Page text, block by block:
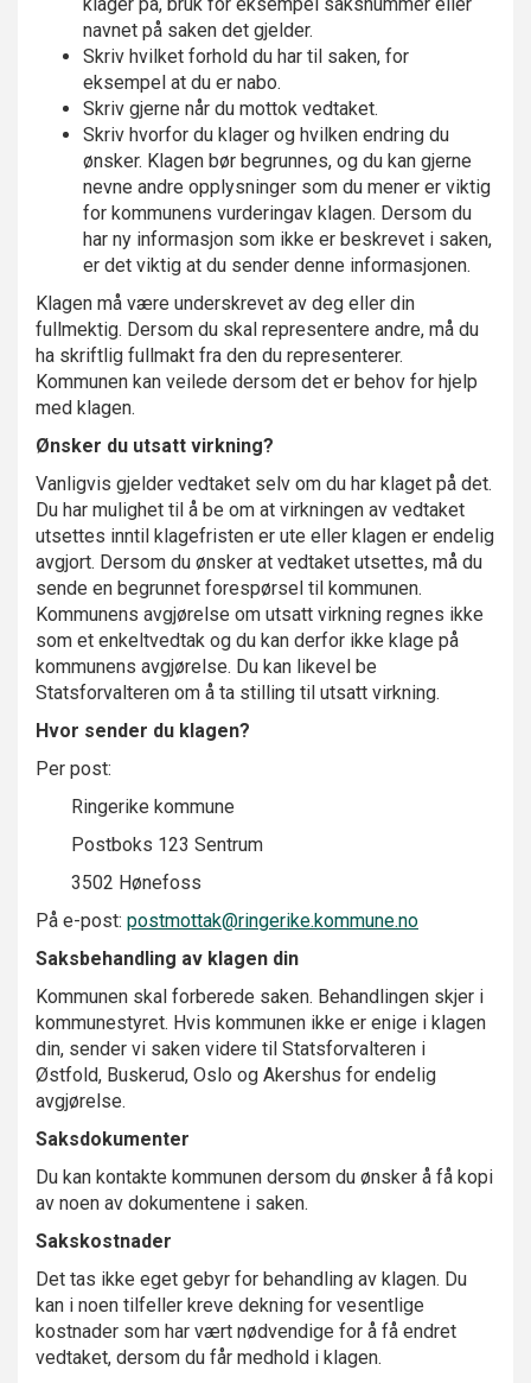
navnet på saken det gjelder.
Skriv hvilket forhold du har til saken, for
eksempel at du er nabo.
Skriv gjerne når du mottok vedtaket.
Skriv hvorfor du klager og hvilken endring du
ønsker. Klagen bør begrunnes, og du kan gjerne
nevne andre opplysninger som du mener er viktig
for kommunens vurderingav klagen. Dersom du
har ny informasjon som ikke er beskrevet i saken,
er det viktig at du sender denne informasjonen.
Klagen må være underskrevet av deg eller din
fullmektig. Dersom du skal representere andre, må du
ha skriftlig fullmakt fra den du representerer.
Kommunen kan veilede dersom det er behov for hjelp
med klagen.
Ønsker du utsatt virkning?
Vanligvis gjelder vedtaket selv om du har klaget på det.
Du har mulighet til å be om at virkningen av vedtaket
utsettes inntil klagefristen er ute eller klagen er endelig
avgjort. Dersom du ønsker at vedtaket utsettes, må du
sende en begrunnet forespørsel til kommunen.
Kommunens avgjørelse om utsatt virkning regnes ikke
som et enkeltvedtak og du kan derfor ikke klage på
kommunens avgjørelse. Du kan likevel be
Statsforvalteren om å ta stilling til utsatt virkning.
Hvor sender du klagen?
Per post:
Ringerike kommune
Postboks 123 Sentrum
3502 Hønefoss
På e-post: postmottak@ringerike.kommune.no
Saksbehandling av klagen din
Kommunen skal forberede saken. Behandlingen skjer i
kommunestyret. Hvis kommunen ikke er enige i klagen
din, sender vi saken videre til Statsforvalteren i
Østfold, Buskerud, Oslo og Akershus for endelig
avgjørelse.
Saksdokumenter
Du kan kontakte kommunen dersom du ønsker å få kopi
av noen av dokumentene i saken.
Sakskostnader
Det tas ikke eget gebyr for behandling av klagen. Du
kan i noen tilfeller kreve dekning for vesentlige
kostnader som har vært nødvendige for å få endret
vedtaket, dersom du får medhold i klagen.